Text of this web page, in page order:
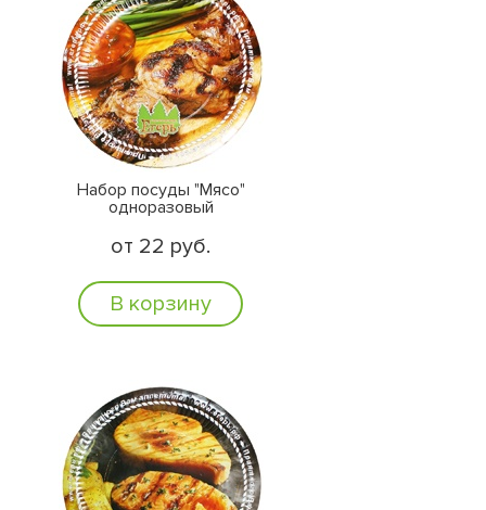
Набор посуды "Мясо"
одноразовый
от 22 руб.
В корзину